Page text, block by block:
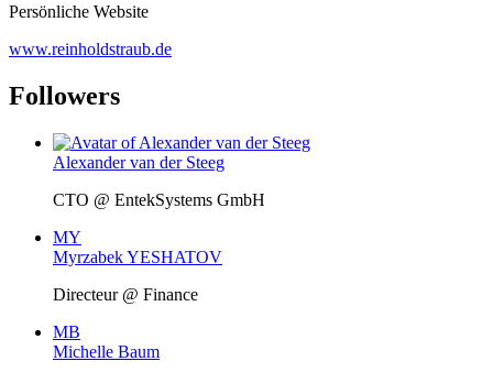
Persönliche Website
www.reinholdstraub.de
Followers
Alexander van der Steeg
CTO @ EntekSystems GmbH
MY
Myrzabek YESHATOV
Directeur @ Finance
MB
Michelle Baum